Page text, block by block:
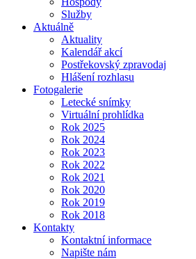
Služby
Aktuálně
Aktuality
Kalendář akcí
Postřekovský zpravodaj
Hlášení rozhlasu
Fotogalerie
Letecké snímky
Virtuální prohlídka
Rok 2025
Rok 2024
Rok 2023
Rok 2022
Rok 2021
Rok 2020
Rok 2019
Rok 2018
Kontakty
Kontaktní informace
Napište nám